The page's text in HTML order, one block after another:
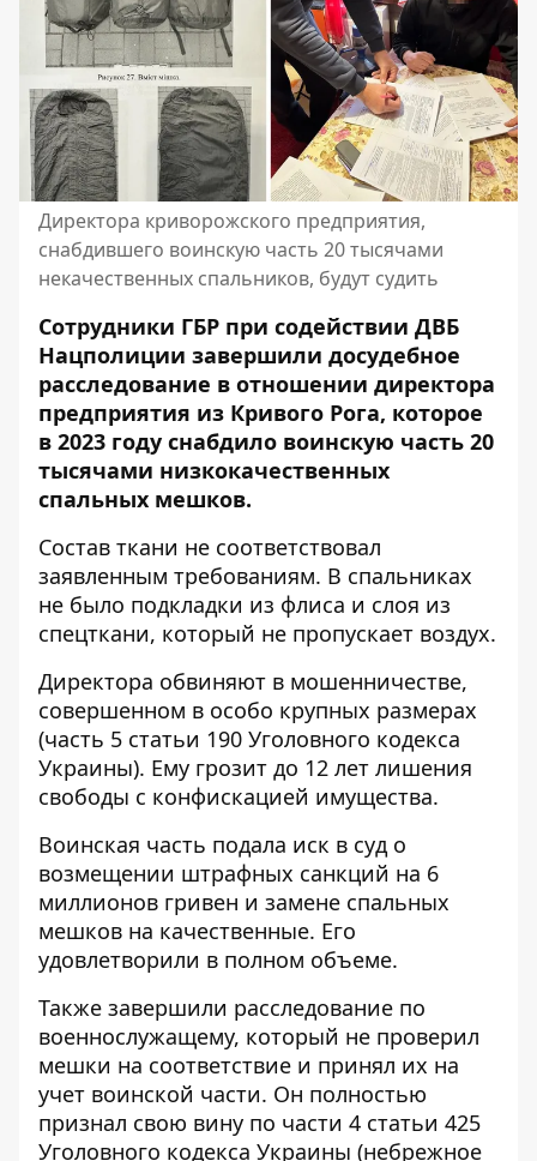
Директора криворожского предприятия,
снабдившего воинскую часть 20 тысячами
некачественных спальников, будут судить
Сотрудники ГБР при содействии ДВБ
Нацполиции завершили досудебное
расследование в отношении директора
предприятия из Кривого Рога, которое
в 2023 году снабдило воинскую часть 20
тысячами низкокачественных
спальных мешков.
Состав ткани не соответствовал
заявленным требованиям. В спальниках
не было подкладки из флиса и слоя из
спецткани, который не пропускает воздух.
Директора обвиняют в мошенничестве,
совершенном в особо крупных размерах
(часть 5 статьи 190 Уголовного кодекса
Украины). Ему грозит до 12 лет лишения
свободы с конфискацией имущества.
Воинская часть подала иск в суд о
возмещении штрафных санкций на 6
миллионов гривен и замене спальных
мешков на качественные. Его
удовлетворили в полном объеме.
Также завершили расследование по
военнослужащему, который не проверил
мешки на соответствие и принял их на
учет воинской части. Он полностью
признал свою вину по части 4 статьи 425
Уголовного кодекса Украины (небрежное